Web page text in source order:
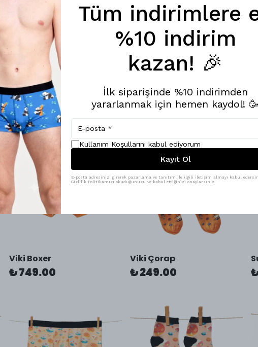
Coffee Time! Boxer
₺ 749.00
Coffee Time! Çorap
₺ 249.00
Viki Boxer
₺ 749.00
Viki Çorap
₺ 249.00
Tüm indirimlere
%10 indirim
kazan! 🎉
İlk siparişinde %10 indirimden
yararlanmak için hemen kaydol! 🥳
Kullanım Koşullarını kabul ediyorum
Kayıt Ol
E-posta adresinizi girerek pazarlama ve tanıtım ile ilgili iletişim almayı kabul
Gizlilik Politikamızı okuduğunuzu ve kabul ettiğinizi onaylarsınız.